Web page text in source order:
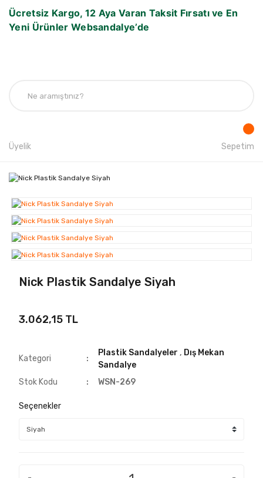
Ücretsiz Kargo, 12 Aya Varan Taksit Fırsatı ve En
Yeni Ürünler Websandalye’de
Üyelik Sepetim
Nick Plastik Sandalye Siyah
3.062,15 TL
Kategori
Plastik Sandalyeler , Dış Mekan
Sandalye
Stok Kodu
WSN-269
Seçenekler